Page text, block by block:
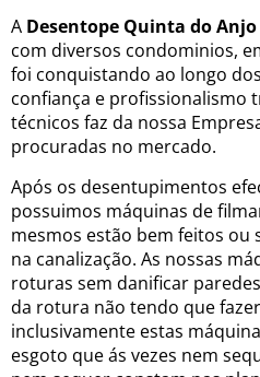
A Desentope Quinta do Anjo
com diversos condominios,
foi conquistando ao longo
confiança e profissionalismo
técnicos faz da nossa
procuradas no mercado.
Após os desentupimentos
possuimos máquinas de
mesmos estão bem feitos ou
na canalização. As nossas
roturas sem danificar
da rotura não tendo que
inclusivamente estas
esgoto que ás vezes nem